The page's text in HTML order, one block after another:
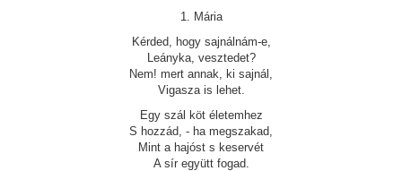
1. Mária
Kérded, hogy sajnálnám-e,
Leányka, vesztedet?
Nem! mert annak, ki sajnál,
Vigasza is lehet.
Egy szál köt életemhez
S hozzád, - ha megszakad,
Mint a hajóst s keservét
A sír együtt fogad.